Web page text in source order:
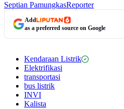
Septian PamungkasReporter
Add
as a preferred source on Google
Kendaraan Listrik
Elektrifikasi
transportasi
bus listrik
INVI
Kalista